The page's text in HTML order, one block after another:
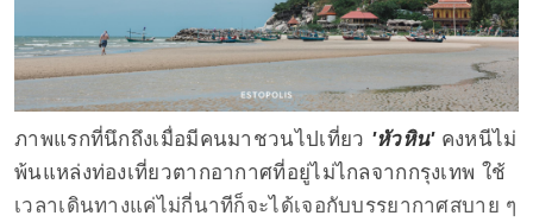
ภาพแรกที่นึกถึงเมื่อมีคนมาชวนไปเที่ยว 'หัวหิน' คงหนีไม่
พ้นแหล่งท่องเที่ยวตากอากาศที่อยู่ไม่ไกลจากกรุงเทพ ใช้
เวลาเดินทางแค่ไม่กี่นาทีก็จะได้เจอกับบรรยากาศสบาย ๆ